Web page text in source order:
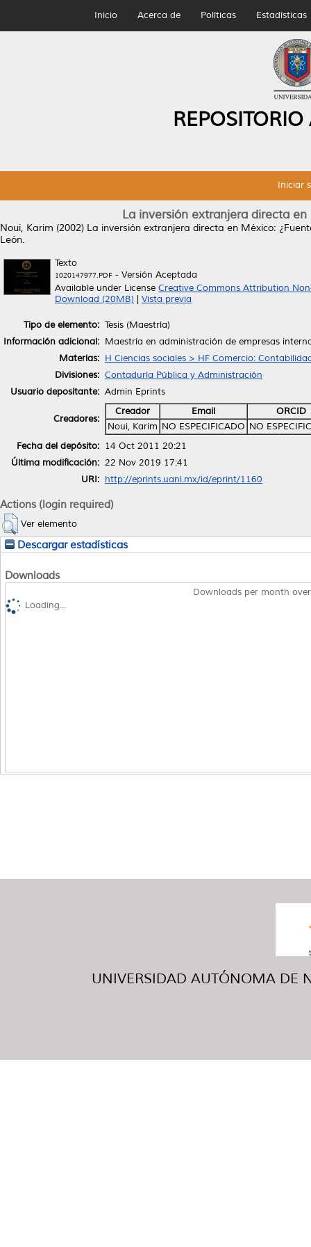
Inicio Acerca de Políticas Estadísticas
Iniciar
La inversión extranjera directa
Noui, Karim (2002) La inversión extranjera directa en México:
León.
Texto
1020147977.PDF - Versión Aceptada
Available under License Creative Commons Attribution
Download (20MB)
Vista previa
Tipo de elemento: Tesis (Maestría)
Información adicional: Maestría en administración de empresas
Materias: H Ciencias sociales > HF Comercio:
Divisiones: Contaduría Pública y Administración
Usuario depositante: Admin Eprints
Creadores:
Creador Email
ORCID
Noui, Karim NO ESPECIFICADO NO
Fecha del depósito: 14 Oct 2011 20:21
Última modificación: 22 Nov 2019 17:41
URI: http://eprints.uanl.mx/id/eprint/1160
Actions (login required)
Ver elemento
Descargar estadísticas
Downloads
Downloads per month
Loading...
UNIVERSIDAD AUTÓNOMA DE